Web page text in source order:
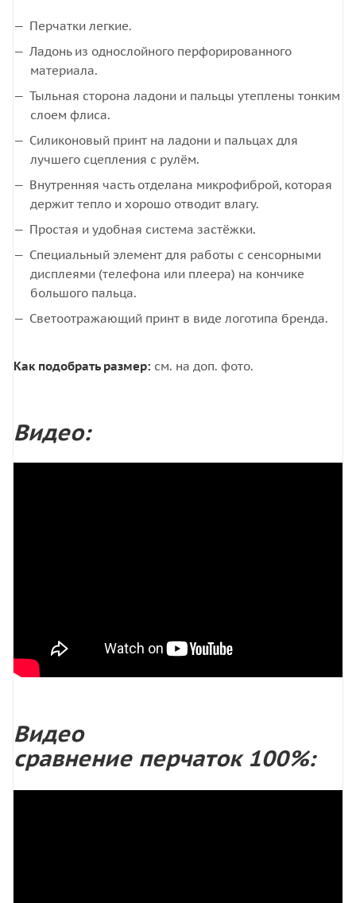
Перчатки легкие.
Ладонь из однослойного перфорированного
материала.
Тыльная сторона ладони и пальцы утеплены тонким
слоем флиса.
Силиконовый принт на ладони и пальцах для
лучшего сцепления с рулём.
Внутренняя часть отделана микрофиброй, которая
держит тепло и хорошо отводит влагу.
Простая и удобная система застёжки.
Специальный элемент для работы с сенсорными
дисплеями (телефона или плеера) на кончике
большого пальца.
Светоотражающий принт в виде логотипа бренда.
Как подобрать размер: см. на доп. фото.
Видео:
Видео
сравнение перчаток 100%: